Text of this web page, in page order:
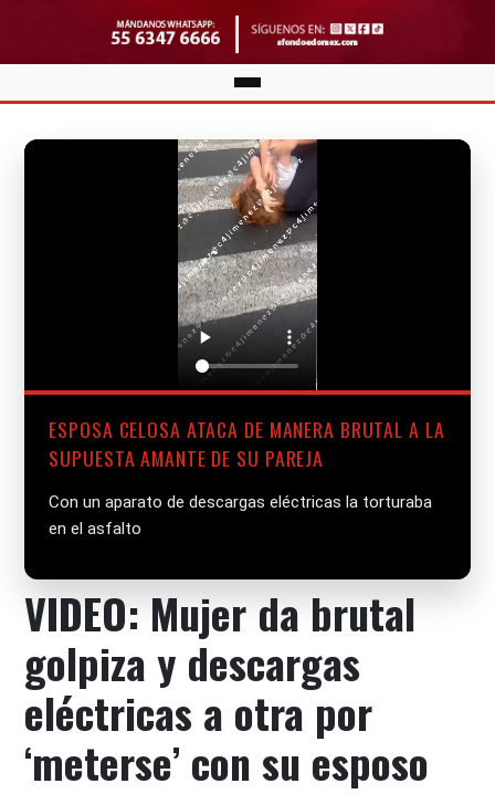
ESPOSA CELOSA ATACA DE MANERA BRUTAL A LA
SUPUESTA AMANTE DE SU PAREJA
Con un aparato de descargas eléctricas la torturaba
en el asfalto
VIDEO: Mujer da brutal
golpiza y descargas
eléctricas a otra por
‘meterse’ con su esposo